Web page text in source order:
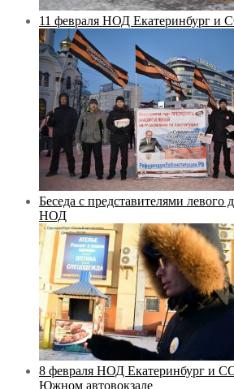
11 февраля НОД Екатеринбург и
Беседа с представителями левого
НОД
8 февраля НОД Екатеринбург и
Южном автовокзале